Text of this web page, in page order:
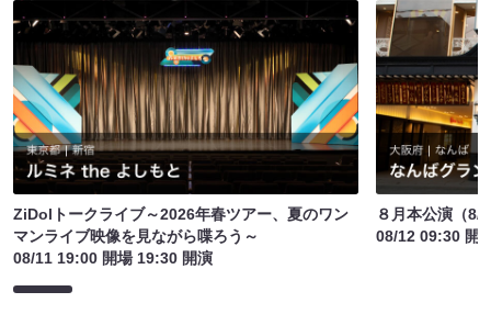
ZiDolトークライブ～2026年春ツアー、夏のワン
マンライブ映像を見ながら喋ろう～
08/11 19:00 開場 19:30 開演
８月本公演（8/
08/12 09:30 開